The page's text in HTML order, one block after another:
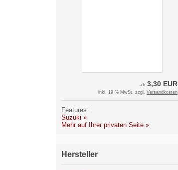
ab 3,30 EUR
inkl. 19 % MwSt. zzgl. Versandkosten
Features:
Suzuki »
Mehr auf Ihrer privaten Seite »
Hersteller